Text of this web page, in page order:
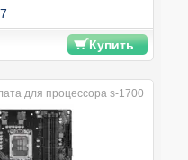
Купить
для процессора s-1700